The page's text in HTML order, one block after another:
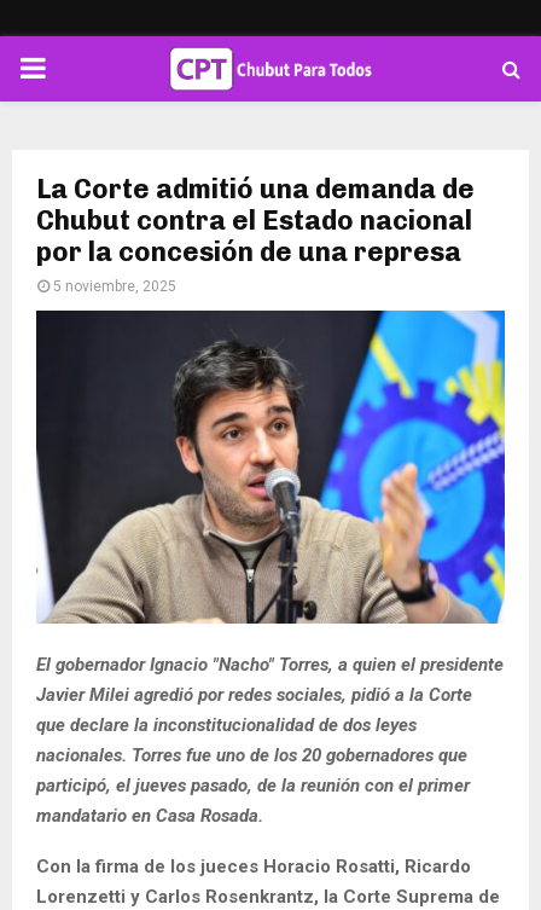
PRIMARY
La Corte admitió una demanda de
Chubut contra el Estado nacional
por la concesión de una represa
5 noviembre, 2025
El gobernador Ignacio "Nacho" Torres, a quien el presidente
Javier Milei agredió por redes sociales, pidió a la Corte
que declare la inconstitucionalidad de dos leyes
nacionales. Torres fue uno de los 20 gobernadores que
participó, el jueves pasado, de la reunión con el primer
mandatario en Casa Rosada.
Con la firma de los jueces Horacio Rosatti, Ricardo
Lorenzetti y Carlos Rosenkrantz, la Corte Suprema de